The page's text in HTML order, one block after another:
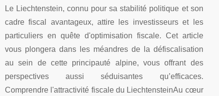
Le Liechtenstein, connu pour sa stabilité politique et son
cadre fiscal avantageux, attire les investisseurs et les
particuliers en quête d'optimisation fiscale. Cet article
vous plongera dans les méandres de la défiscalisation
au sein de cette principauté alpine, vous offrant des
perspectives aussi séduisantes qu’efficaces.
Comprendre l'attractivité fiscale du LiechtensteinAu cœur